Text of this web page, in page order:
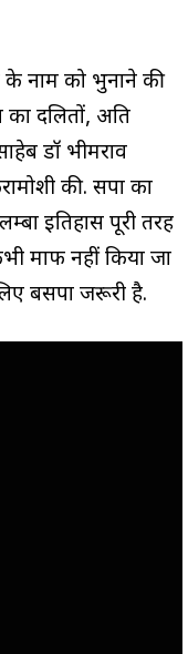
के नाम को भुनाने की
दलितों, अति
डॉ भीमराव
की. सपा का
इतिहास पूरी तरह
माफ नहीं किया जा
बसपा जरूरी है.